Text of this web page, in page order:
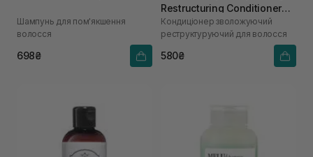
Шампунь для пом'якшення
волосся
698₴
Restructuring Conditioner
100 мл
Кондиціонер зволожуючий
реструктуруючий для волосся
580₴